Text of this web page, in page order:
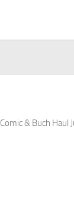
Comic & Buch